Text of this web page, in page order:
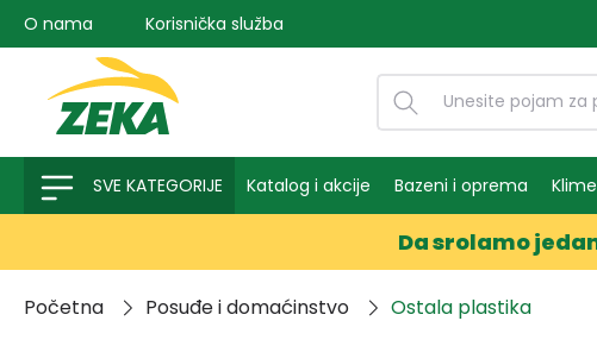
pretragu Preskoči na glavnu navigaciju
O nama Korisnička služba
SVE KATEGORIJE Katalog i akcije Bazeni i oprema Klime
Da srolamo
Početna Posuđe i domaćinstvo Ostala plastika